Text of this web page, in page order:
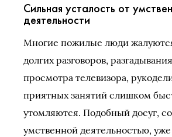
Сильная усталость от
деятельности
Многие пожилые люди
долгих разговоров,
просмотра телевизора,
приятных занятий слишком
утомляются. Подобный досуг,
умственной деятельностью,